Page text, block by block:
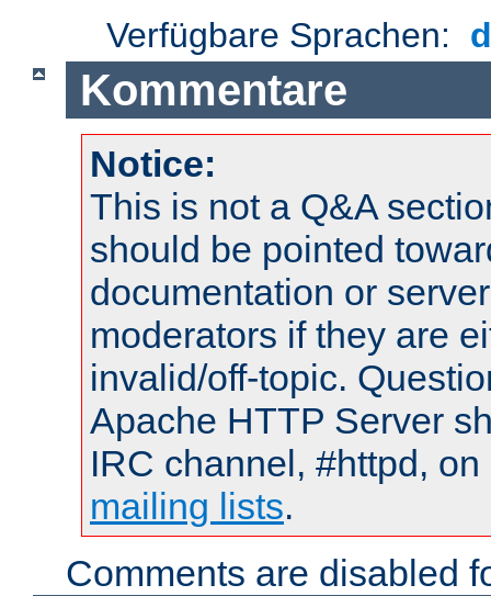
Verfügbare Sprachen:
Kommentare
Notice:
This is not a Q&A
should be pointed
documentation or
moderators if they are
invalid/off-topic.
Apache HTTP Server
IRC channel, #httpd,
mailing lists.
Comments are disabled